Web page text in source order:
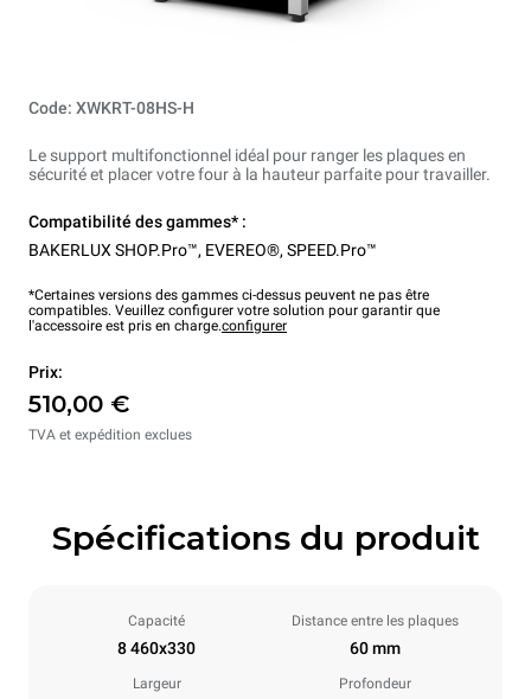
Code: XWKRT-08HS-H
Le support multifonctionnel idéal pour ranger les plaques en
sécurité et placer votre four à la hauteur parfaite pour travailler.
Compatibilité des gammes* :
BAKERLUX SHOP.Pro™, EVEREO®, SPEED.Pro™
*Certaines versions des gammes ci-dessus peuvent ne pas être
compatibles. Veuillez configurer votre solution pour garantir que
l'accessoire est pris en charge.configurer
Prix:
510,00 €
TVA et expédition exclues
Spécifications du produit
Capacité
8 460x330
Distance entre les plaques
60 mm
Largeur Profondeur